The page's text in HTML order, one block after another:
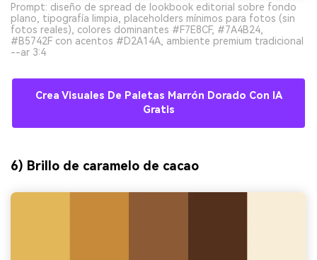
Prompt: diseño de spread de lookbook editorial sobre fondo
plano, tipografía limpia, placeholders mínimos para fotos (sin
fotos reales), colores dominantes #F7E8CF, #7A4B24,
#B5742F con acentos #D2A14A, ambiente premium tradicional
--ar 3:4
Crea Visuales De Paletas Marrón Dorado Con IA
Gratis
6) Brillo de caramelo de cacao